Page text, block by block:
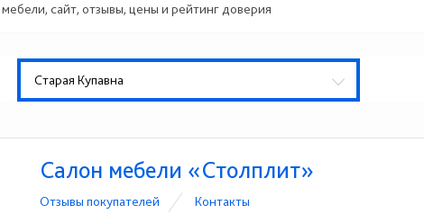
сайт, отзывы, цены и рейтинг доверия
Старая Купавна
Салон мебели «Столплит»
Отзывы покупателей
Контакты